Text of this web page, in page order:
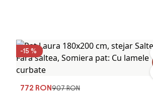
-15 %
772 RON907 RON